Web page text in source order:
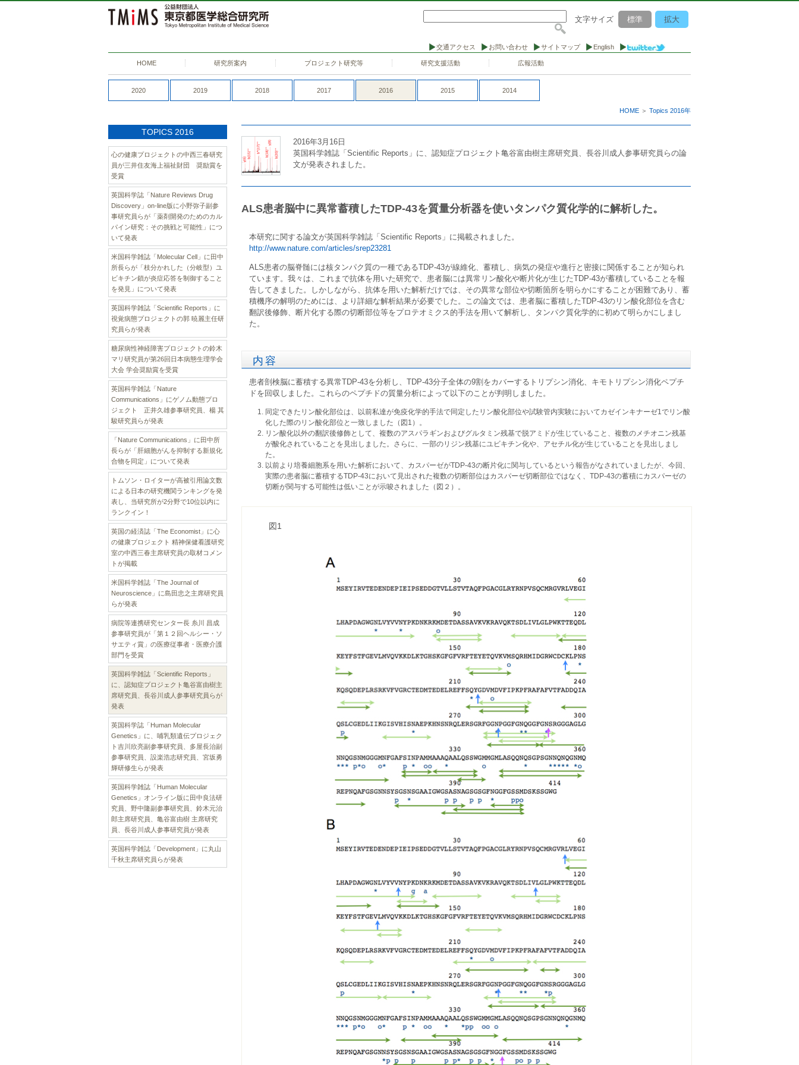
文字サイズ 標準 拡大
交通アクセス お問い合わせ サイトマップ English
HOME 研究所案内 プロジェクト研究等 研究支援活動 広報活動
2020 2019 2018 2017 2016 2015 2014
HOME ＞ Topics 2016年
TOPICS 2016
心の健康プロジェクトの中西三春研究
員が三井住友海上福祉財団 奨励賞を
受賞
英国科学誌「Nature Reviews Drug
Discovery」on-line版に小野弥子副参
事研究員らが「薬剤開発のためのカル
パイン研究：その挑戦と可能性」につ
いて発表
米国科学雑誌「Molecular Cell」に田中
所長らが「枝分かれした（分岐型）ユ
ビキチン鎖が炎症応答を制御すること
を発見」について発表
英国科学雑誌「Scientific Reports」に
視覚病態プロジェクトの郭 暁麗主任研
究員らが発表
糖尿病性神経障害プロジェクトの鈴木
マリ研究員が第26回日本病態生理学会
大会 学会奨励賞を受賞
英国科学雑誌「Nature
Communications」にゲノム動態プロ
ジェクト 正井久雄参事研究員、楊 其
駿研究員らが発表
「Nature Communications」に田中所
長らが「肝細胞がんを抑制する新規化
合物を同定」について発表
トムソン・ロイターが高被引用論文数
による日本の研究機関ランキングを発
表し、当研究所が2分野で10位以内に
ランクイン！
英国の経済誌「The Economist」に心
の健康プロジェクト 精神保健看護研究
室の中西三春主席研究員の取材コメン
トが掲載
米国科学雑誌「The Journal of
Neuroscience」に島田忠之主席研究員
らが発表
病院等連携研究センター長 糸川 昌成
参事研究員が「第１２回ヘルシー・ソ
サエティ賞」の医療従事者・医療介護
部門を受賞
英国科学雑誌「Scientific Reports」
に、認知症プロジェクト亀谷富由樹主
席研究員、長谷川成人参事研究員らが
発表
英国科学誌「Human Molecular
Genetics」に、哺乳類遺伝プロジェク
ト吉川欣亮副参事研究員、多屋長治副
参事研究員、設楽浩志研究員、宮坂勇
輝研修生らが発表
英国科学雑誌「Human Molecular
Genetics」オンライン版に田中良法研
究員、野中隆副参事研究員、鈴木元治
郎主席研究員、亀谷富由樹 主席研究
員、長谷川成人参事研究員が発表
英国科学雑誌「Development」に丸山
千秋主席研究員らが発表
2016年3月16日
英国科学雑誌「Scientific Reports」に、認知症プロジェクト亀谷富由樹主席研究員、長谷川成人参事研究員らの論
文が発表されました。
ALS患者脳中に異常蓄積したTDP-43を質量分析器を使いタンパク質化学的に解析した。
本研究に関する論文が英国科学雑誌「Scientific Reports」に掲載されました。
http://www.nature.com/articles/srep23281
ALS患者の脳脊髄には核タンパク質の一種であるTDP-43が線維化、蓄積し、病気の発症や進行と密接に関係することが知られ
ています。我々は、これまで抗体を用いた研究で、患者脳には異常リン酸化や断片化が生じたTDP-43が蓄積していることを報
告してきました。しかしながら、抗体を用いた解析だけでは、その異常な部位や切断箇所を明らかにすることが困難であり、蓄
積機序の解明のためには、より詳細な解析結果が必要でした。この論文では、患者脳に蓄積したTDP-43のリン酸化部位を含む
翻訳後修飾、断片化する際の切断部位等をプロテオミクス的手法を用いて解析し、タンパク質化学的に初めて明らかにしまし
た。
内容
患者剖検脳に蓄積する異常TDP-43を分析し、TDP-43分子全体の9割をカバーするトリプシン消化、キモトリプシン消化ペプチ
ドを回収しました。これらのペプチドの質量分析によって以下のことが判明しました。
同定できたリン酸化部位は、以前私達が免疫化学的手法で同定したリン酸化部位や試験管内実験においてカゼインキナーゼ1でリン酸
化した際のリン酸化部位と一致しました（図1）。
リン酸化以外の翻訳後修飾として、複数のアスパラギンおよびグルタミン残基で脱アミドが生じていること、複数のメチオニン残基
が酸化されていることを見出しました。さらに、一部のリジン残基にユビキチン化や、アセチル化が生じていることを見出しまし
た。
以前より培養細胞系を用いた解析において、カスパーゼがTDP-43の断片化に関与しているという報告がなされていましたが、今回、
実際の患者脳に蓄積するTDP-43において見出された複数の切断部位はカスパーゼ切断部位ではなく、TDP-43の蓄積にカスパーゼの
切断が関与する可能性は低いことが示唆されました（図２）。
図1